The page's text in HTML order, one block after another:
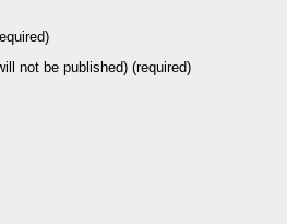
not be published) (required)